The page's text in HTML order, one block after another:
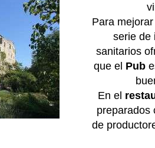
Para mejorar
serie de
sanitarios
que el Pub
En el
preparados
de